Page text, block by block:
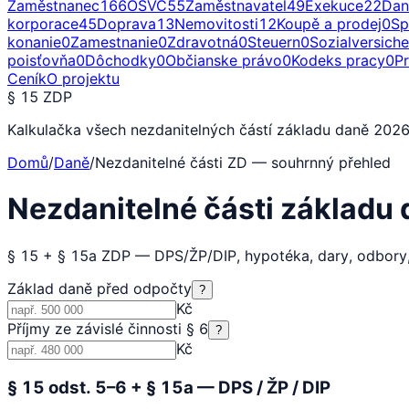
Zaměstnanec166OSVČ55Zaměstnavatel49Exekuce22
korporace45Doprava13Nemovitosti12Koupě a prodej0
konanie0Zamestnanie0Zdravotná0Steuern0
poisťovňa0Dôchodky0Občianske právo0Kodeks pracy0
CeníkO projektu
§ 15 ZDP
Kalkulačka všech nezdanitelných částí základu daně
Domů/Daně/Nezdanitelné části ZD — souhrnný přehled
Nezdanitelné části
§ 15 + § 15a ZDP — DPS/ŽP/DIP, hypotéka, dary,
Základ daně před odpočty ?
Kč
Příjmy ze závislé činnosti § 6 ?
Kč
§ 15 odst. 5–6 + § 15a — DPS / ŽP / DIP